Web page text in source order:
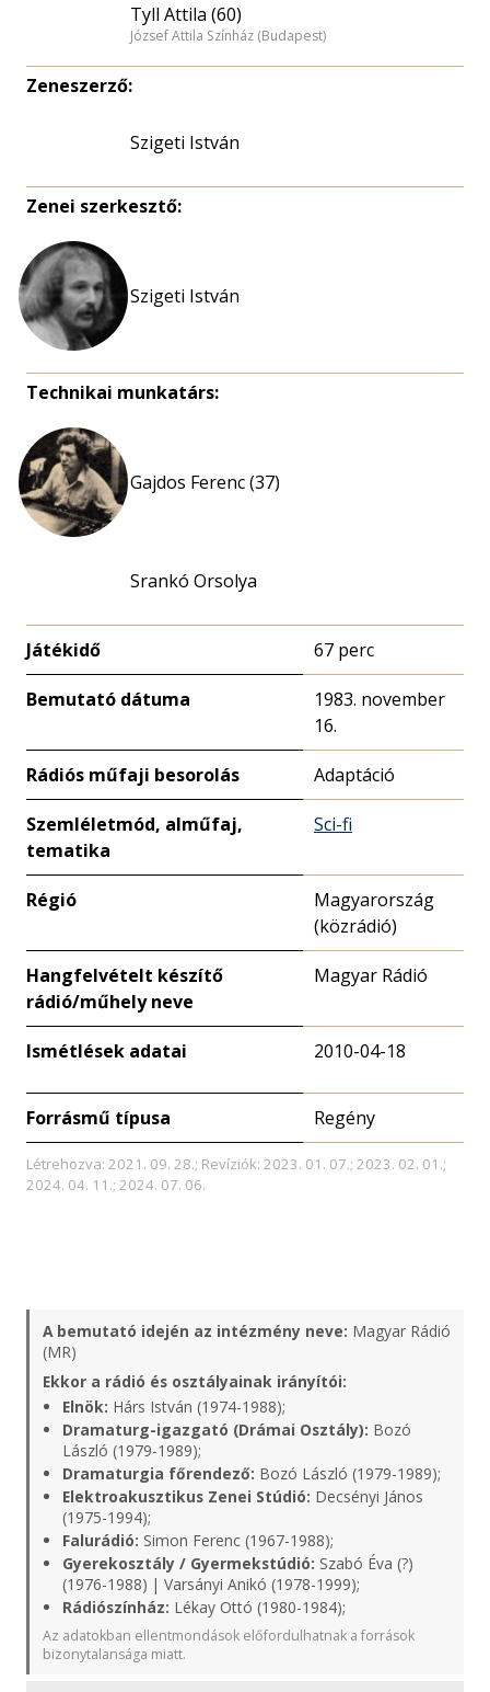
Tyll Attila (60)
József Attila Színház (Budapest)
Zeneszerző:
Szigeti István
Zenei szerkesztő:
Szigeti István
Technikai munkatárs:
Gajdos Ferenc (37)
Srankó Orsolya
Játékidő 67 perc
Bemutató dátuma
1983. november
16.
Rádiós műfaji besorolás Adaptáció
Szemléletmód, alműfaj,
tematika
Sci-fi
Régió
Magyarország
(közrádió)
Hangfelvételt készítő
rádió/műhely neve
Magyar Rádió
Ismétlések adatai 2010-04-18
Forrásmű típusa Regény
Létrehozva: 2021. 09. 28.; Revíziók: 2023. 01. 07.; 2023. 02. 01.;
2024. 04. 11.; 2024. 07. 06.
A bemutató idején az intézmény neve: Magyar Rádió
(MR)
Ekkor a rádió és osztályainak irányítói:
Elnök: Hárs István (1974-1988);
Dramaturg-igazgató (Drámai Osztály): Bozó
László (1979-1989);
Dramaturgia főrendező: Bozó László (1979-1989);
Elektroakusztikus Zenei Stúdió: Decsényi János
(1975-1994);
Falurádió: Simon Ferenc (1967-1988);
Gyerekosztály / Gyermekstúdió: Szabó Éva (?)
(1976-1988) | Varsányi Anikó (1978-1999);
Rádiószínház: Lékay Ottó (1980-1984);
Az adatokban ellentmondások előfordulhatnak a források
bizonytalansága miatt.